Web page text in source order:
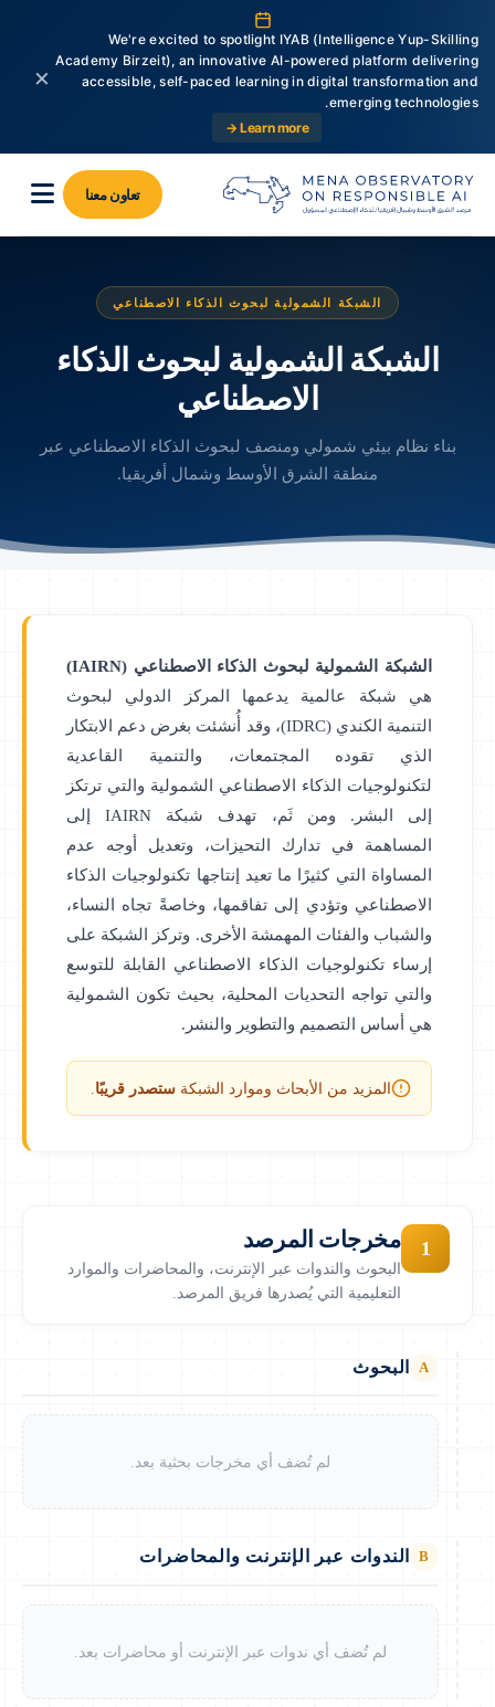
We're excited to spotlight IYAB (Intelligence Yup-Skilling
Academy Birzeit), an innovative AI-powered platform delivering
accessible, self-paced learning in digital transformation and
emerging technologies.
Learn more →
×
تعاون معنا
الشبكة الشمولية لبحوث الذكاء الاصطناعي
الشبكة الشمولية لبحوث الذكاء
الاصطناعي
بناء نظام بيئي شمولي ومنصف لبحوث الذكاء الاصطناعي عبر
منطقة الشرق الأوسط وشمال أفريقيا.
الشبكة الشمولية لبحوث الذكاء الاصطناعي (IAIRN)
هي شبكة عالمية يدعمها المركز الدولي لبحوث
التنمية الكندي (IDRC)، وقد أُنشئت بغرض دعم الابتكار
الذي تقوده المجتمعات، والتنمية القاعدية
لتكنولوجيات الذكاء الاصطناعي الشمولية والتي ترتكز
إلى البشر. ومن ثَم، تهدف شبكة IAIRN إلى
المساهمة في تدارك التحيزات، وتعديل أوجه عدم
المساواة التي كثيرًا ما تعيد إنتاجها تكنولوجيات الذكاء
الاصطناعي وتؤدي إلى تفاقمها، وخاصةً تجاه النساء،
والشباب والفئات المهمشة الأخرى. وتركز الشبكة على
إرساء تكنولوجيات الذكاء الاصطناعي القابلة للتوسع
والتي تواجه التحديات المحلية، بحيث تكون الشمولية
هي أساس التصميم والتطوير والنشر.
المزيد من الأبحاث وموارد الشبكة ستصدر قريبًا
1 مخرجات المرصد
البحوث والندوات عبر الإنترنت، والمحاضرات والموارد
التعليمية التي يُصدرها فريق المرصد.
A البحوث
لم تُضف أي مخرجات بحثية بعد.
B الندوات عبر الإنترنت والمحاضرات
لم تُضف أي ندوات عبر الإنترنت أو محاضرات بعد.